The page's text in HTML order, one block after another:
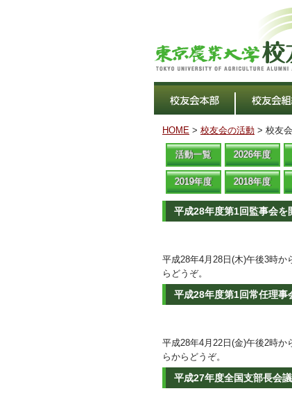
HOME > 校友会の活動 > 校友
活動一覧 2026年度
2019年度 2018年度
平成28年度第1回監事会を
平成28年4月28日(木)午後3時
らどうぞ。
平成28年度第1回常任理事
平成28年4月22日(金)午後2時
らからどうぞ。
平成27年度全国支部長会